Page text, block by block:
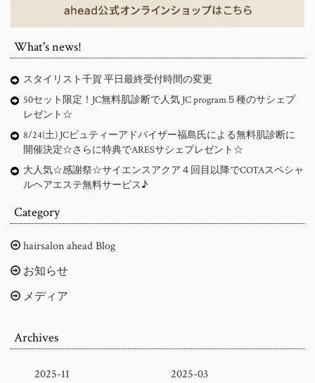
What's news!
スタイリスト千賀 平日最終受付時間の変更
50セット限定！JC無料肌診断で人気 JC program５種のサシェプ
レゼント☆
8/24(土) JCビュティーアドバイザー福島氏による無料肌診断に
開催決定☆さらに特典でARESサシェプレゼント☆
大人気☆感謝祭☆サイエンスアクア４回目以降でCOTAスペシャ
ルヘアエステ無料サービス♪
Category
hairsalon ahead Blog
お知らせ
メディア
Archives
2025-11
2025-03